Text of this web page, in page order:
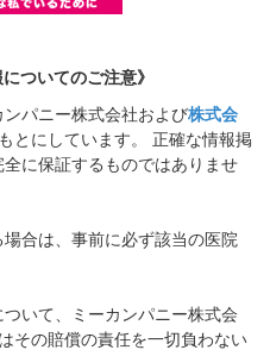
ついてのご注意》
パニー株式会社および株式会
とにしています。 正確な情報掲
に保証するものではありませ
合は、事前に必ず該当の医院
いて、ミーカンパニー株式会
その賠償の責任を一切負わない